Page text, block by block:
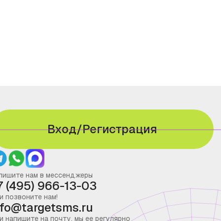
Вход/Регистрация
нам в мессенджеры
(495) 966-13-03
позвоните нам!
напишите на почту, мы ее регулярно